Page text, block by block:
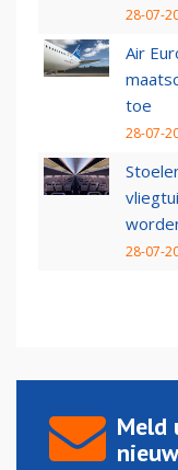
28-07-
Air
toe
28-07-
28-07-
Meld